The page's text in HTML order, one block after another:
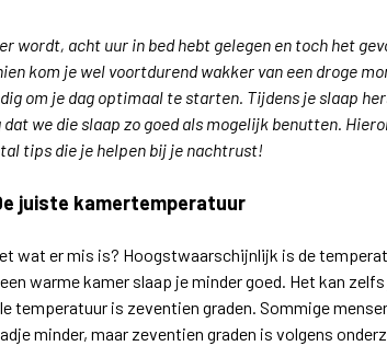
wordt, acht uur in bed hebt gelegen en toch het
kom je wel voortdurend wakker van een droge
om je dag optimaal te starten. Tijdens je slaap
we die slaap zo goed als mogelijk benutten.
tips die je helpen bij je nachtrust!
juiste kamertemperatuur
wat er mis is? Hoogstwaarschijnlijk is de
warme kamer slaap je minder goed. Het kan
temperatuur is zeventien graden. Sommige
minder, maar zeventien graden is volgens